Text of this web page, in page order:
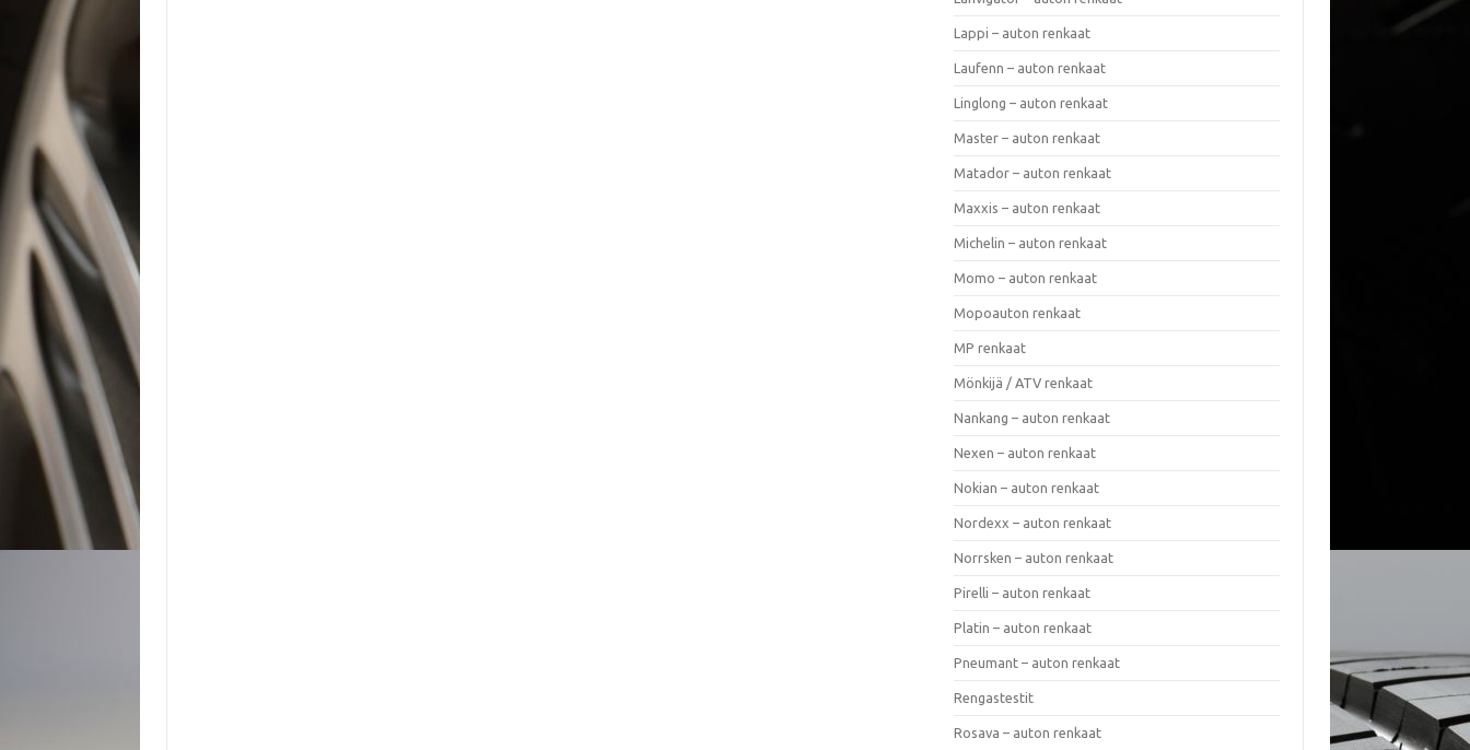
Lappi – auton renkaat
Laufenn – auton renkaat
Linglong – auton renkaat
Master – auton renkaat
Matador – auton renkaat
Maxxis – auton renkaat
Michelin – auton renkaat
Momo – auton renkaat
Mopoauton renkaat
MP renkaat
Mönkijä / ATV renkaat
Nankang – auton renkaat
Nexen – auton renkaat
Nokian – auton renkaat
Nordexx – auton renkaat
Norrsken – auton renkaat
Pirelli – auton renkaat
Platin – auton renkaat
Pneumant – auton renkaat
Rengastestit
Rosava – auton renkaat